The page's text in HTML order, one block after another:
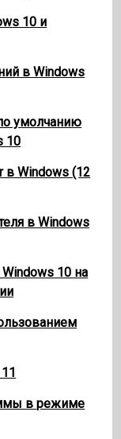
10 и
в Windows
умолчанию
10
в Windows (12
в Windows
10 на
в режиме